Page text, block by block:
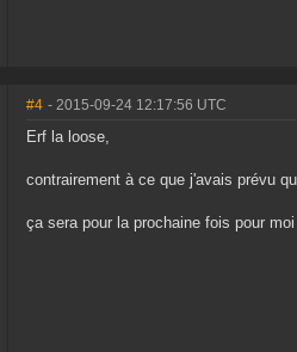
#4 - 2015-09-24 12:17:56 UTC
Erf la loose,
contrairement à ce que j'avais prévu
ça sera pour la prochaine fois pour moi